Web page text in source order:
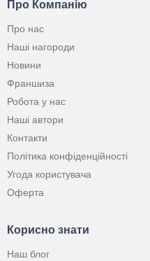
Про Компанію
Про нас
Наші нагороди
Новини
Франшиза
Робота у нас
Наші автори
Контакти
Політика конфіденційності
Угода користувача
Оферта
Корисно знати
Наш блог